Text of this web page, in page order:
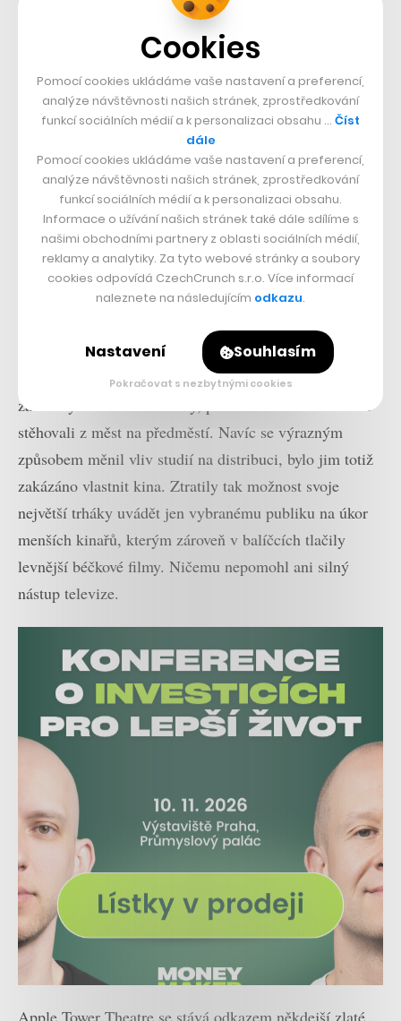
hranice. Mezi lety 1910 a 1940 odtud pocházela většina
příjmů filmového průmyslu.
V období druhé světové války a po ní ale obří kina
začala rychle ztrácet diváky, protože se lidé ve velkém
stěhovali z měst na předměstí. Navíc se výrazným
způsobem měnil vliv studií na distribuci, bylo jim totiž
zakázáno vlastnit kina. Ztratily tak možnost svoje
největší trháky uvádět jen vybranému publiku na úkor
menších kinařů, kterým zároveň v balíčcích tlačily
levnější béčkové filmy. Ničemu nepomohl ani silný
nástup televize.
Apple Tower Theatre se stává odkazem někdejší zlaté
Cookies
Pomocí cookies ukládáme vaše nastavení a preferencí,
analýze návštěvnosti našich stránek, zprostředkování
funkcí sociálních médií a k personalizaci obsahu … Číst
dále
Pomocí cookies ukládáme vaše nastavení a preferencí,
analýze návštěvnosti našich stránek, zprostředkování
funkcí sociálních médií a k personalizaci obsahu.
Informace o užívání našich stránek také dále sdílíme s
našimi obchodními partnery z oblasti sociálních médií,
reklamy a analytiky. Za tyto webové stránky a soubory
cookies odpovídá CzechCrunch s.r.o. Více informací
naleznete na následujícím odkazu.
Nastavení Souhlasím
Pokračovat s nezbytnými cookies